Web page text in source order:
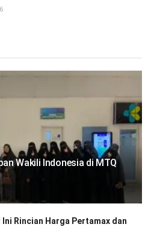
Wakili Indonesia di MTQ
Ini Rincian Harga Pertamax dan